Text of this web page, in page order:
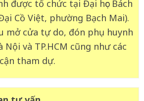
được tổ chức tại Đại học Bách
Cồ Việt, phường Bạch Mai).
mở cửa tự do, đón phụ huynh
Nội và TP.HCM cũng như các
tham dự.